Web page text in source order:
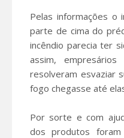
Pelas informações o
parte de cima do
incêndio parecia ter
assim,
resolveram esvaziar
fogo chegasse até
Por sorte e com
dos produtos